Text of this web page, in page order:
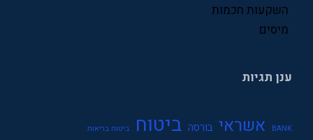
תעסוקה
השקעות חכמות
מיסים
ענן תגיות
BANK אשראי בורסה ביטוח ביטוח בריאות